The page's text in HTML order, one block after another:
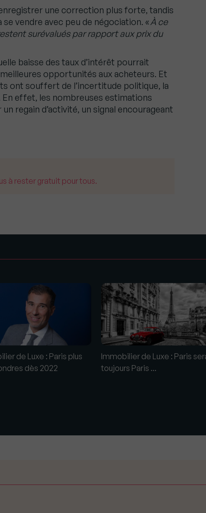
une correction plus forte, tandis
vendre avec peu de négociation. «À ce
surévalués par rapport aux prix du
baisse des taux d’intérêt pourrait
opportunités aux acheteurs. Et
ont souffert de l’incertitude politique, la
En effet, les nombreuses estimations
regain d’activité, un signal encourageant
à rester gratuit pour tous.
de Luxe : Paris plus
dès 2022
Immobilier de Luxe : Paris
toujours Paris ...